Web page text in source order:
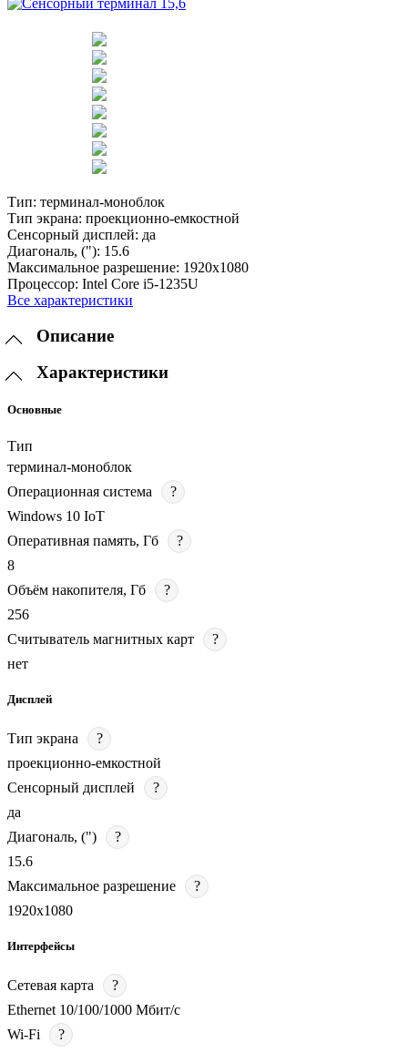
Тип: терминал-моноблок
Тип экрана: проекционно-емкостной
Сенсорный дисплей: да
Диагональ, ("): 15.6
Максимальное разрешение: 1920х1080
Процессор: Intel Core i5-1235U
Все характеристики
Описание
Характеристики
Основные
Тип
терминал-моноблок
Операционная система
?
Windows 10 IoT
Оперативная память, Гб
?
8
Объём накопителя, Гб
?
256
Считыватель магнитных карт
?
нет
Дисплей
Тип экрана
?
проекционно-емкостной
Сенсорный дисплей
?
да
Диагональ, (")
?
15.6
Максимальное разрешение
?
1920х1080
Интерфейсы
Сетевая карта
?
Ethernet 10/100/1000 Мбит/с
Wi-Fi
?